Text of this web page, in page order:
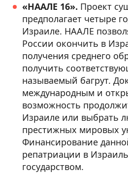
«НААЛЕ 16». Проект
предполагает четыре
Израиле. НААЛЕ
России окончить в
получения среднего
получить
называемый багрут.
международным и
возможность
Израиле или выбрать
престижных мировых
Финансирование
репатриации в
государством.